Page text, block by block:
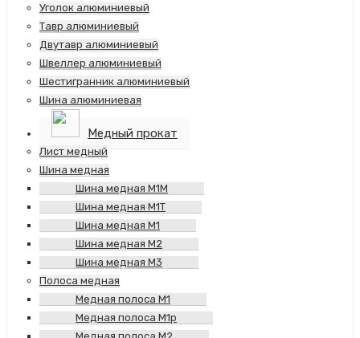
Уголок алюминиевый
Тавр алюминиевый
Двутавр алюминиевый
Швеллер алюминиевый
Шестигранник алюминиевый
Шина алюминиевая
Медный прокат
Лист медный
Шина медная
Шина медная М1М
Шина медная М1Т
Шина медная М1
Шина медная М2
Шина медная М3
Полоса медная
Медная полоса М1
Медная полоса М1р